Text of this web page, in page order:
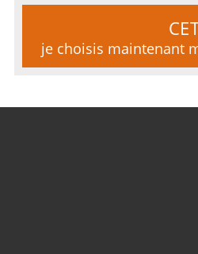
je choisis maintenant